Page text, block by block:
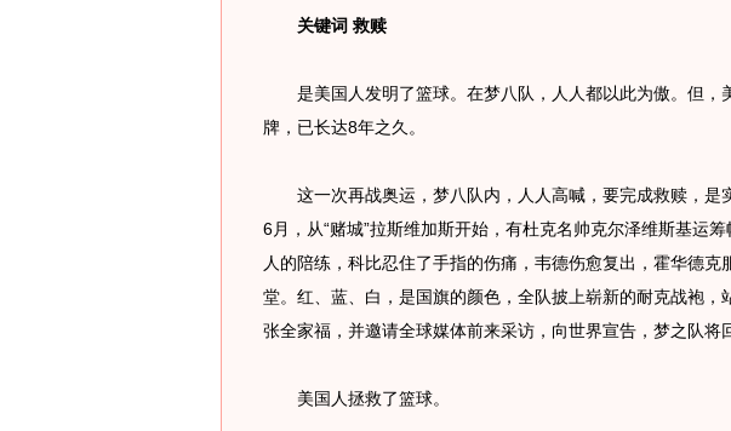
关键词 救赎
是美国人发明了篮球。在梦八队，人人都以此为傲。但，
牌，已长达8年之久。
这一次再战奥运，梦八队内，人人高喊，要完成救赎，是实
6月，从“赌城”拉斯维加斯开始，有杜克名帅克尔泽维斯基运
人的陪练，科比忍住了手指的伤痛，韦德伤愈复出，霍华德克
堂。红、蓝、白，是国旗的颜色，全队披上崭新的耐克战袍，
张全家福，并邀请全球媒体前来采访，向世界宣告，梦之队将
美国人拯救了篮球。